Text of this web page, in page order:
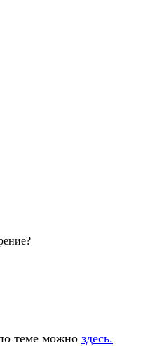
теме можно здесь.